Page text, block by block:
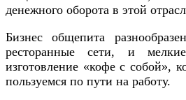
денежного оборота в этой
Бизнес общепита
ресторанные сети, и
изготовление «кофе с собой»,
пользуемся по пути на работу.